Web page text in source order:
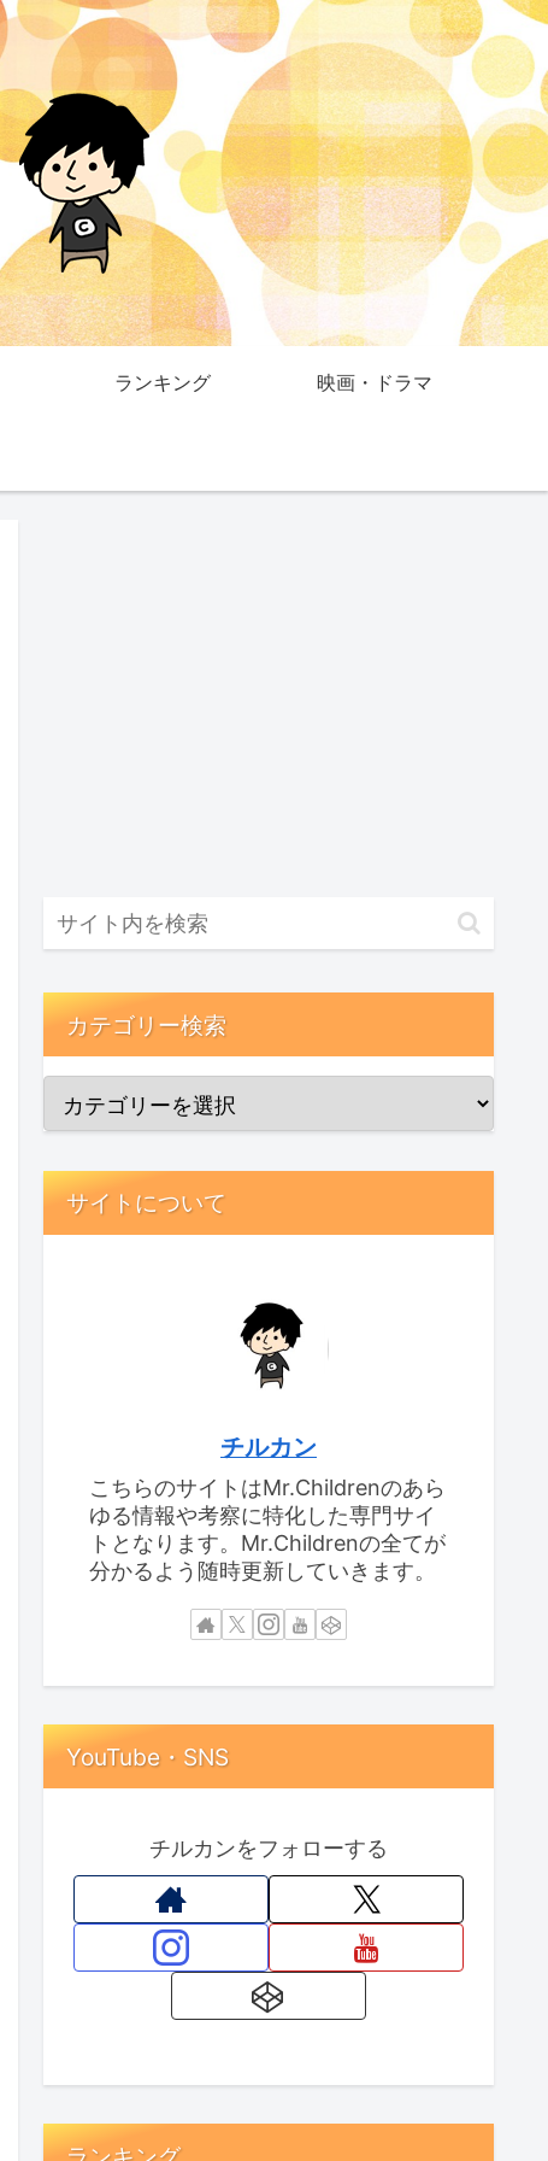
ランキング 映画・ドラマ
カテゴリー検索
サイトについて
チルカン
こちらのサイトはMr.Childrenのあら
ゆる情報や考察に特化した専門サイ
トとなります。Mr.Childrenの全てが
分かるよう随時更新していきます。
YouTube・SNS
チルカンをフォローする